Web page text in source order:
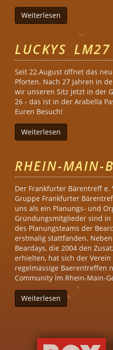
Weiterlesen
LUCKYS LM27
Seit 22.August öffnet das
Pforten. Nach 27 Jahren in
wir unseren Sitz jetzt in der
26 - das ist in der Arabella
Euren Besuch!
Weiterlesen
RHEIN-MAIN-
Der Frankfurter Bärentreff
Gruppe Frankfurter
uns als ein Planungs- und
Gründungsmitglieder sind
des Planungsteams der
erstmalig stattfanden.
Beardays, die 2004 den
erhielten, hat sich der
regelmässige Baerentreffen
Community im Rhein-Main-
Weiterlesen über Rhein-